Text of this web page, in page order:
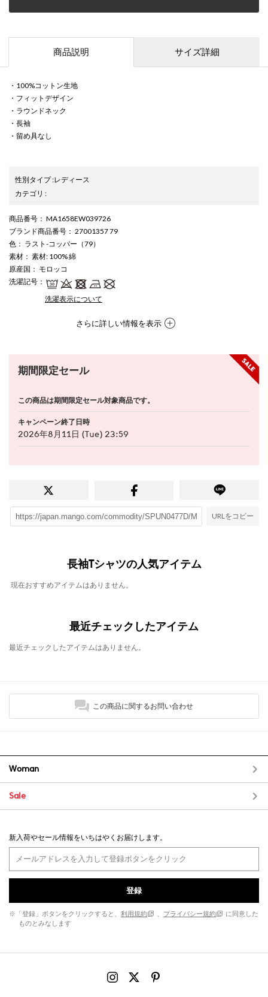
商品説明 サイズ詳細
・100%コットン生地
・フィットデザイン
・ラウンドネック
・長袖
・留め具なし
性別タイプ:レディース
カテゴリ :
商品番号 ： MA1658EW039726
ブランド商品番号 ： 27001357 79
色 ： ラスト-コッパー（79）
素材 ： 素材: 100% 綿
原産国 ： モロッコ
洗濯記号 ：
洗濯表示について
さらに詳しい情報を表示
期間限定セール
この商品は期間限定セール対象商品です。
キャンペーン終了日時
2026年8月11日 (Tue) 23:59
URLをコピー
長袖Tシャツの人気アイテム
現在おすすめアイテムはありません。
最近チェックしたアイテム
最近チェックしたアイテムはありません。
この商品に関するお問い合わせ
Woman
Sale
新入荷やセール情報をいちはやくお届けします。
登録
※「登録」ボタンをクリックすると、 利用規約 、 プライバシー規約
に同意した
ものとみなします